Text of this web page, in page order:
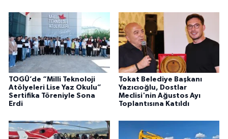
TOGÜ’de “Milli Teknoloji
Atölyeleri Lise Yaz Okulu”
Sertifika Töreniyle Sona
Erdi
Tokat Belediye Başkanı
Yazıcıoğlu, Dostlar
Meclisi'nin Ağustos Ayı
Toplantısına Katıldı